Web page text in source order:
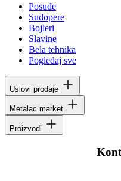
Posuđe
Sudopere
Bojleri
Slavine
Bela tehnika
Pogledaj sve
Uslovi prodaje
Metalac market
Proizvodi